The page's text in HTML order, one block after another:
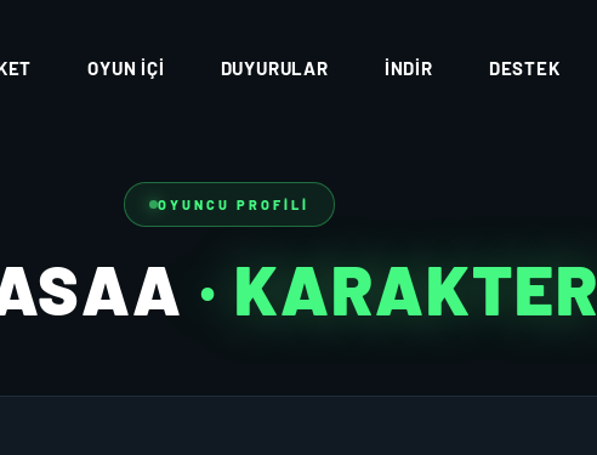
OYUN İÇI DUYURULAR İNDIR DESTEK
OYUNCU PROFILI
· KARAKTER